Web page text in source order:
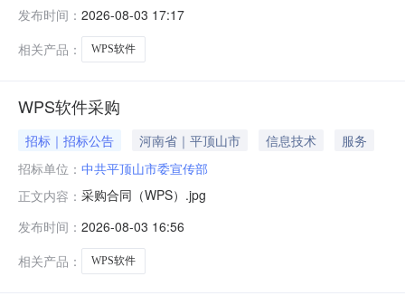
币)采购品目：采购需求概况：采购内容:WPS软件采购
发布时间： 2026-08-03 17:17
相关产品：
WPS软件
WPS软件采购
招标｜招标公告 河南省｜平顶山市 信息技术
服务
招标单位： 中共平顶山市委宣传部
正文内容： 采购合同（WPS）.jpg
发布时间： 2026-08-03 16:56
相关产品：
WPS软件